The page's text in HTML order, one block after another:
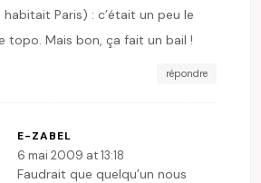
habitait Paris) : c’était un peu le
topo. Mais bon, ça fait un bail !
répondre
E-ZABEL
6 mai 2009 at 13:18
Faudrait que quelqu’un nous